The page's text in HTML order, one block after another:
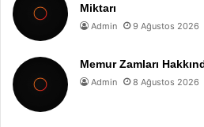
Miktarı
Admin 9 Ağustos 2026
Memur Zamları
Admin 8 Ağustos 2026